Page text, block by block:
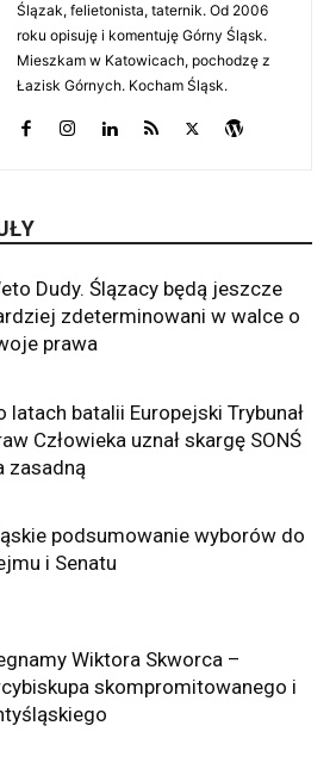
Ślązak, felietonista, taternik. Od 2006
roku opisuję i komentuję Górny Śląsk.
Mieszkam w Katowicach, pochodzę z
Łazisk Górnych. Kocham Śląsk.
Dudy. Ślązacy będą jeszcze
zdeterminowani w walce o
prawa
latach batalii Europejski Trybunał
Człowieka uznał skargę SONŚ
zasadną
podsumowanie wyborów do
i Senatu
Wiktora Skworca –
skompromitowanego i